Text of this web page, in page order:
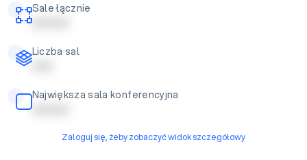
Sale łącznie
| | | | | | | | |
Liczba sal
| | | | |
Największa sala konferencyjna
| | | | | | | | |
Zaloguj się, żeby zobaczyć widok szczegółowy